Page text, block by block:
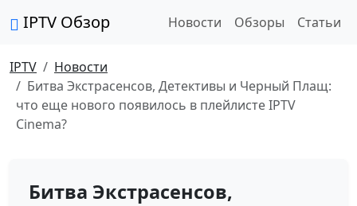
IPTV Обзор Новости Обзоры Статьи
IPTV
Новости
Битва Экстрасенсов, Детективы и Черный Плащ:
что еще нового появилось в плейлисте IPTV
Cinema?
Битва Экстрасенсов,